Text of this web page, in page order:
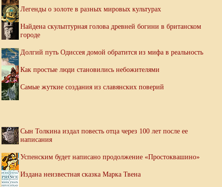
Легенды о золоте в разных мировых культурах
Найдена скульптурная голова древней богини в британском
городе
Долгий путь Одиссея домой обратится из мифа в реальность
Как простые люди становились небожителями
Самые жуткие создания из славянских поверий
Сын Толкина издал повесть отца через 100 лет после ее
написания
Успенским будет написано продолжение «Простоквашино»
Издана неизвестная сказка Марка Твена